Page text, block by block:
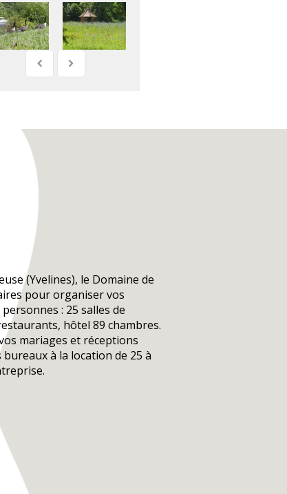
(Yvelines), le Domaine de
pour organiser vos
: 25 salles de
hôtel 89 chambres.
mariages et réceptions
à la location de 25 à